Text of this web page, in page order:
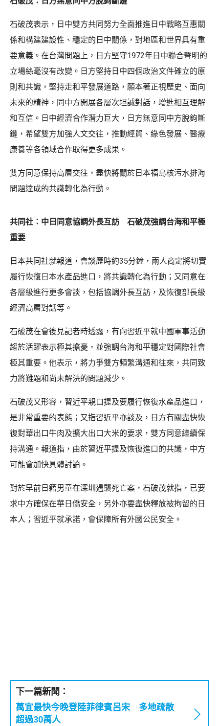
石破茂表示，日中雙方共同努力全面推進日中戰略互惠關
係和構建建設性、穩定的日中關係，對地區和世界具有重
要意義。在台灣問題上，日方堅守1972年日中聯合聲明的
立場絲毫沒有改變。日方堅持日中四個政治文件確立的原
則和共識，堅持走和平發展道路，願本著正視歷史、面向
未來的精神，同中方開展各層次坦誠對話，增進相互理解
和互信。日中經濟合作潛力巨大，日方無意同中方脫鉤斷
鏈，希望雙方加強人文交往，推動經貿、綠色發展、醫療
康養等各領域合作取得更多成果。
雙方同意保持高層交往，盡快將關於日本福島核污水排海
問題達成的共識轉化為行動。
共同社：中日同意協調外長互訪 石破茂強調台海和平極
重要
日本共同社就報道，會談歷時約35分鐘，兩人商定將切實
履行恢復日本水產品進口，將共識轉化為行動；又同意在
各層級進行更多會談，包括協調外長互訪，及恢復部長級
經濟高層對話等。
石破茂在會後見記者時透露，有向習近平就中國軍事活動
趨於活躍表示極其擔憂，並強調台海和平穩定對國際社會
極其重要。他表示，將力爭雙方頻繁溝通和往來，共同致
力將難題和尚未解決的問題減少。
石破茂又形容，習近平親口提及要履行恢復水產品進口，
是非常重要的表態；又指習近平亦談及，日方有關盡快恢
復對華出口牛肉及擴大出口大米的要求，雙方同意繼續保
持溝通。報道指，由於習近平提及恢復進口的共識，中方
可能會加快具體討論。
對於早前日籍男童在深圳遇襲死亡案，石破茂就指，已要
求中方確保在華日僑安全，另外亦要盡快釋放被拘留的日
本人；習近平就承諾，會保障所有外國公民安全。
下一篇新聞：
萬宜最快今晚登陸菲律賓呂宋 多地疏散
超過30萬人